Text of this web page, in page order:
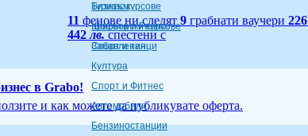
11 фенове ни следят 9 грабнати ваучери 226
442лв. спестени с
в Grabo!
и как можете да публикувате оферта.
Туризъм
Красота и Релакс
Забавления
Култура
Спорт и Фитнес
Автомобили
Бензиностанции
Бизнес курсове
Шофьорски курсове
Спорт и танци